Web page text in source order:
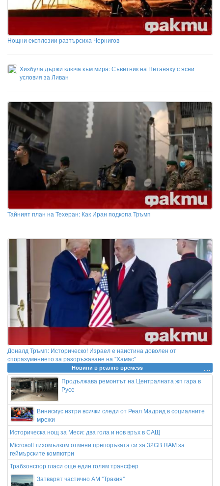
Нощни експлозии разтърсиха Чернигов
Хизбула държи ключа към мира: Съветник на Нетаняху с ясни
условия за Ливан
Тайният план на Техеран: Как Иран подкопа Тръмп
Доналд Тръмп: Историческо! Израел е наистина доволен от
споразумението за разоръжаване на "Хамас"
Новини в реално времеss
Продължава ремонтът на Централната жп гара в
Русе
Винисиус изтри всички следи от Реал Мадрид в социалните
мрежи
Историческа нощ за Меси: два гола и нов връх в САЩ
Microsoft тихомълком отмени препоръката си за 32GB RAM за
геймърските компютри
Трабзонспор гласи още един голям трансфер
Затварят частично АМ "Тракия"